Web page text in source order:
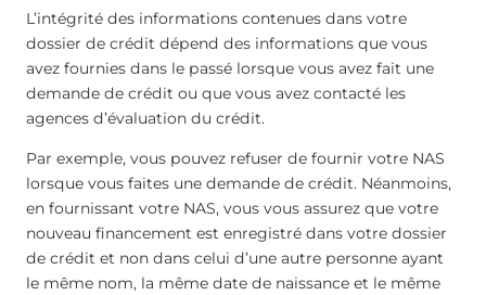
L’intégrité des informations contenues dans votre
dossier de crédit dépend des informations que vous
avez fournies dans le passé lorsque vous avez fait une
demande de crédit ou que vous avez contacté les
agences d’évaluation du crédit.
Par exemple, vous pouvez refuser de fournir votre NAS
lorsque vous faites une demande de crédit. Néanmoins,
en fournissant votre NAS, vous vous assurez que votre
nouveau financement est enregistré dans votre dossier
de crédit et non dans celui d’une autre personne ayant
le même nom, la même date de naissance et le même